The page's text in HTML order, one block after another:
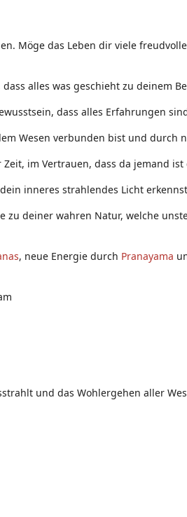
Möge das Leben dir viele
alles was geschieht zu deinem
dass alles Erfahrungen
Wesen verbunden bist und durch
im Vertrauen, dass da jemand
inneres strahlendes Licht
zu deiner wahren Natur, welche
, neue Energie durch Pranayama
und das Wohlergehen aller